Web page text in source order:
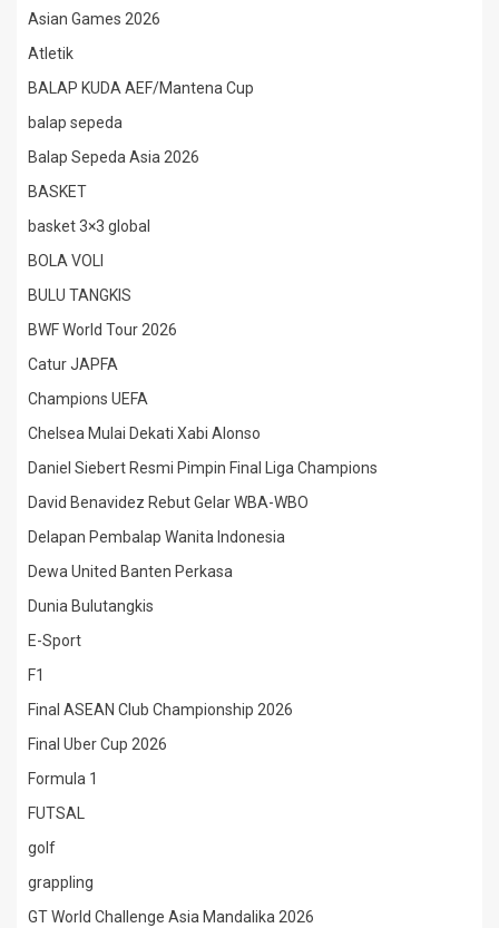
Asian Games 2026
Atletik
BALAP KUDA AEF/Mantena Cup
balap sepeda
Balap Sepeda Asia 2026
BASKET
basket 3×3 global
BOLA VOLI
BULU TANGKIS
BWF World Tour 2026
Catur JAPFA
Champions UEFA
Chelsea Mulai Dekati Xabi Alonso
Daniel Siebert Resmi Pimpin Final Liga Champions
David Benavidez Rebut Gelar WBA-WBO
Delapan Pembalap Wanita Indonesia
Dewa United Banten Perkasa
Dunia Bulutangkis
E-Sport
F1
Final ASEAN Club Championship 2026
Final Uber Cup 2026
Formula 1
FUTSAL
golf
grappling
GT World Challenge Asia Mandalika 2026